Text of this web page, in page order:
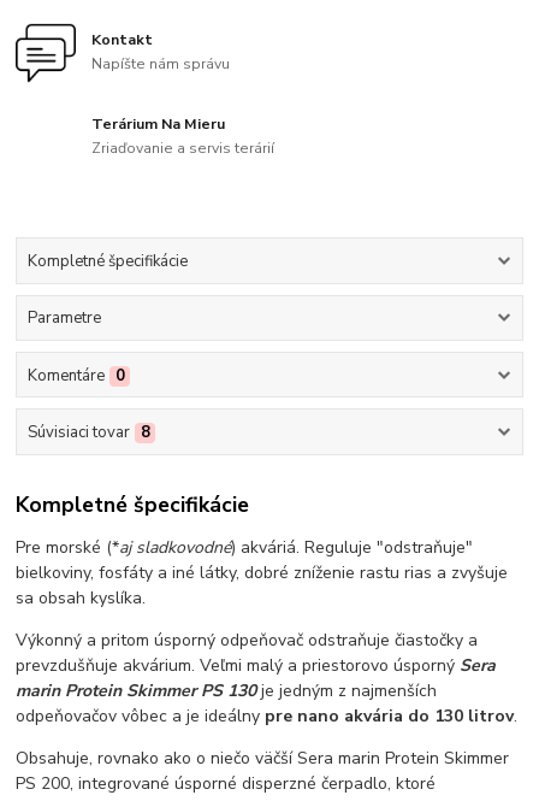
Kontakt
Napíšte nám správu
Terárium Na Mieru
Zriaďovanie a servis terárií
Kompletné špecifikácie
Parametre
Komentáre 0
Súvisiaci tovar 8
Kompletné špecifikácie
Pre morské (*aj sladkovodné) akváriá. Reguluje "odstraňuje"
bielkoviny, fosfáty a iné látky, dobré zníženie rastu rias a zvyšuje
sa obsah kyslíka.
Výkonný a pritom úsporný odpeňovač odstraňuje čiastočky a
prevzdušňuje akvárium. Veľmi malý a priestorovo úsporný Sera
marin Protein Skimmer PS 130je jedným z najmenších
odpeňovačov vôbec a je ideálny pre nano akvária do 130 litrov.
Obsahuje, rovnako ako o niečo väčší Sera marin Protein Skimmer
PS 200, integrované úsporné disperzné čerpadlo, ktoré